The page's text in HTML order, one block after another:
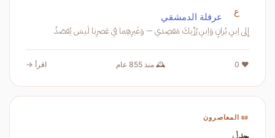
ع عرقلة الدمشقي
إِلى اِبنِ بُرانٍ وَاِبنِ رُزّيكَ مَقصِدي — وَغَيرِهِما في عَصرِنا لَيسَ يُقصَدُ
❤️ 0 🕰️ منذ 855 عام اقرأ →
📜 المعاصرون